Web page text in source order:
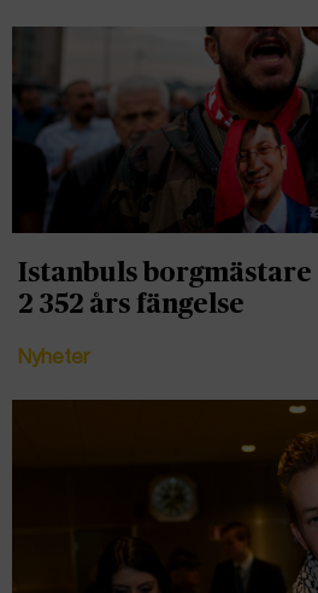
Istanbuls borgmästare
2 352 års fängelse
Nyheter